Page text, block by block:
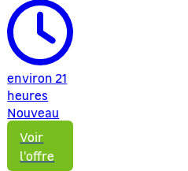
environ 21
heures
Nouveau
Voir
l'offre